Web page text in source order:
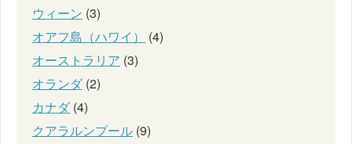
ウィーン (3)
オアフ島（ハワイ）
(4)
オーストラリア (3)
オランダ(2)
カナダ(4)
クアラルンプール (9)